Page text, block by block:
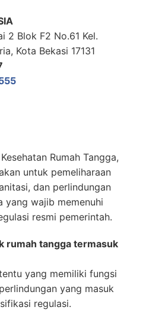
2 Blok F2 No.61 Kel.
Kota Bekasi 17131
Rumah Tangga,
untuk pemeliharaan
dan perlindungan
yang wajib memenuhi
resmi pemerintah.
rumah tangga termasuk
yang memiliki fungsi
yang masuk
regulasi.